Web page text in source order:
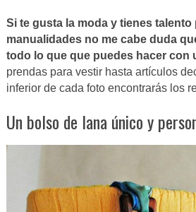
Si te gusta la moda y tienes talento
manualidades no me cabe duda
todo lo que que puedes hacer con
prendas para vestir hasta artículos
inferior de cada foto encontrarás los
Un bolso de lana único y